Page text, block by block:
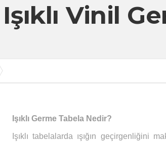
Işıklı Vinil
Işıklı Germe Tabela Nedir?
Işıklı tabelalarda ışığın geçirgenliğini